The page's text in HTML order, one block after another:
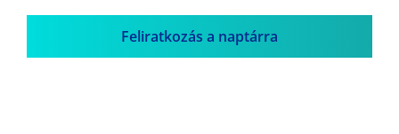
Feliratkozás a naptárra